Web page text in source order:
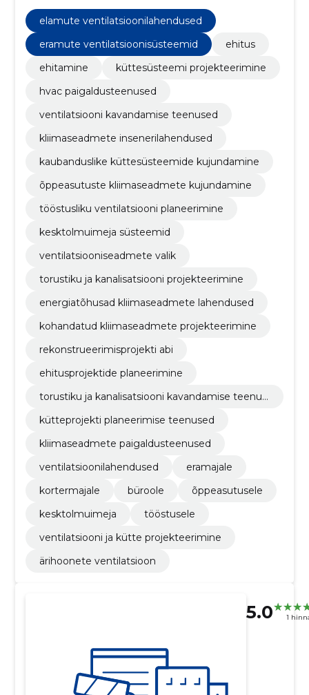
ventilatsioonilahendused, ventilatsiooni kavandamise
teenused, kliimaseadmete insenerilahendused,
kaubanduslike küttesüsteemide kujundamine,
õppeasutuste kliimaseadmete kujundamine,
tööstusliku ventilatsiooni planeerimine
elamute ventilatsioonilahendused
eramute ventilatsioonisüsteemid
ehitus
ehitamine
küttesüsteemi projekteerimine
hvac paigaldusteenused
ventilatsiooni kavandamise teenused
kliimaseadmete insenerilahendused
kaubanduslike küttesüsteemide kujundamine
õppeasutuste kliimaseadmete kujundamine
tööstusliku ventilatsiooni planeerimine
kesktolmuimeja süsteemid
ventilatsiooniseadmete valik
torustiku ja kanalisatsiooni projekteerimine
energiatõhusad kliimaseadmete lahendused
kohandatud kliimaseadmete projekteerimine
rekonstrueerimisprojekti abi
ehitusprojektide planeerimine
torustiku ja kanalisatsiooni kavandamise teenus
kütteprojekti planeerimise teenused
kliimaseadmete paigaldusteenused
ventilatsioonilahendused
eramajale
kortermajale
büroole
õppeasutusele
kesktolmuimeja
tööstusele
ventilatsiooni ja kütte projekteerimine
ärihoonete ventilatsioon
5.0 1